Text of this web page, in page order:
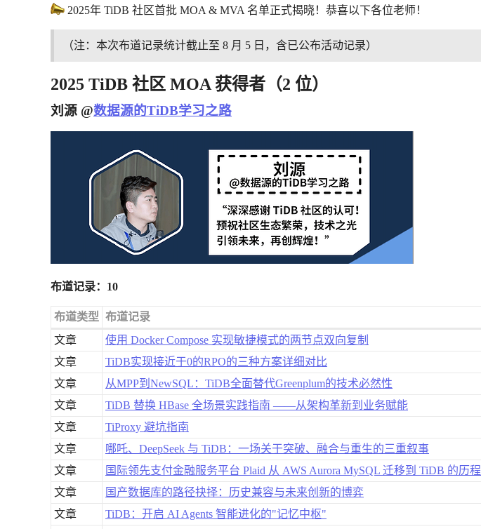
2025年 TiDB 社区首批 MOA & MVA 名单正式揭晓！恭喜以下各位老师！
（注：本次布道记录统计截止至 8 月 5 日，含已公布活动记录）
2025 TiDB 社区 MOA 获得者（2 位）
刘源 @数据源的TiDB学习之路
布道记录：10
布道类型 布道记录
文章
使用 Docker Compose 实现敏捷模式的两节点双向复制
文章
TiDB实现接近于0的RPO的三种方案详细对比
文章
从MPP到NewSQL：TiDB全面替代Greenplum的技术必然性
文章
TiDB 替换 HBase 全场景实践指南 ——从架构革新到业务赋能
文章
TiProxy 避坑指南
文章
哪吒、DeepSeek 与 TiDB：一场关于突破、融合与重生的三重叙事
文章
国际领先支付金融服务平台 Plaid 从 AWS Aurora MySQL 迁移到 TiDB 的历程
文章
国产数据库的路径抉择：历史兼容与未来创新的博弈
文章
TiDB：开启 AI Agents 智能进化的"记忆中枢"